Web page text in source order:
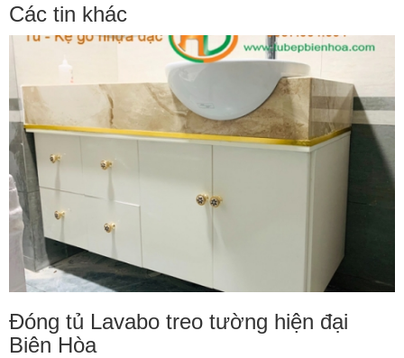
Các tin khác
Đóng tủ Lavabo treo tường hiện đại
Biên Hòa